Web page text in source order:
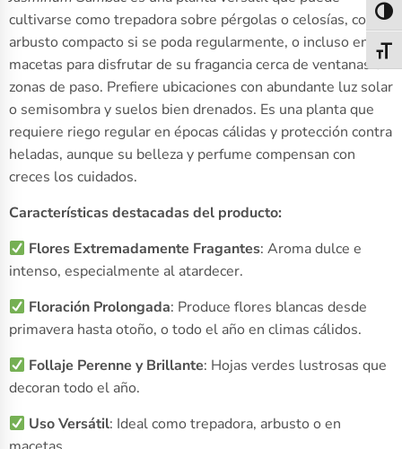
cultivarse como trepadora sobre pérgolas o celosías, como
arbusto compacto si se poda regularmente, o incluso en
macetas para disfrutar de su fragancia cerca de ventanas o
zonas de paso. Prefiere ubicaciones con abundante luz solar
o semisombra y suelos bien drenados. Es una planta que
requiere riego regular en épocas cálidas y protección contra
heladas, aunque su belleza y perfume compensan con
creces los cuidados.
Características destacadas del producto:
Flores Extremadamente Fragantes: Aroma dulce e
intenso, especialmente al atardecer.
Floración Prolongada: Produce flores blancas desde
primavera hasta otoño, o todo el año en climas cálidos.
Follaje Perenne y Brillante: Hojas verdes lustrosas que
decoran todo el año.
Uso Versátil: Ideal como trepadora, arbusto o en